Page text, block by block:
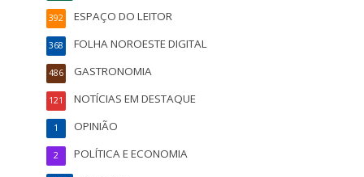
ESPAÇO DO LEITOR
392
FOLHA NOROESTE DIGITAL
368
GASTRONOMIA
486
NOTÍCIAS EM DESTAQUE
121
OPINIÃO
1
POLÍTICA E ECONOMIA
2